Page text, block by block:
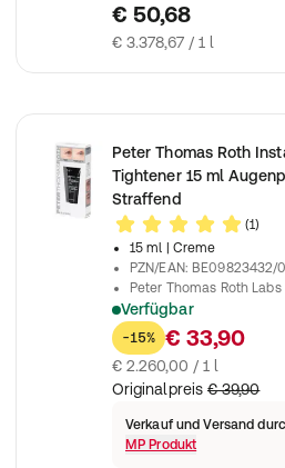
€ 50,68
€ 3.378,67 / 1 l
Peter Thomas Roth
Tightener 15 ml
Straffend
(1)
15 ml
| Creme
PZN/EAN: BE09823432/
Peter Thomas Roth Labs
Verfügbar
INSTANT FIRM X EYE 15ml
-15% € 33,90
€ 2.260,00 / 1 l
Originalpreis € 39,90
Verkauf und Versand
MP Produkt